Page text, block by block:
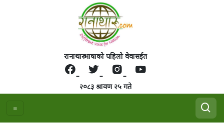
रानाथारु भाषाको पहिलो वेवासईत
२०८३ श्रावण २५ गते